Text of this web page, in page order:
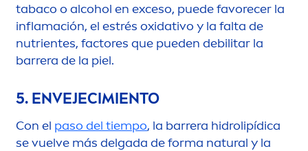
tabaco o alcohol en exceso, puede favorecer la
inflamación, el estrés oxidativo y la falta de
nutrientes, factores que pueden debilitar la
barrera de la piel.
5. ENVEJECIMIENTO
Con el paso del tiempo, la barrera hidrolipídica
se vuelve más delgada de forma natural y la